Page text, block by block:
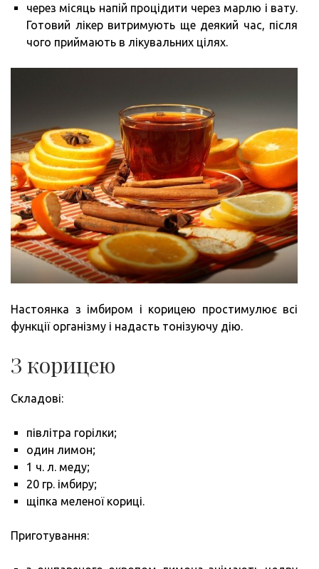
через місяць напій процідити через марлю і вату.
Готовий лікер витримують ще деякий час, після
чого приймають в лікувальних цілях.
Настоянка з імбиром і корицею простимулює всі
функції організму і надасть тонізуючу дію.
З корицею
Складові:
півлітра горілки;
один лимон;
1 ч. л. меду;
20 гр. імбиру;
щіпка меленої кориці.
Приготування: